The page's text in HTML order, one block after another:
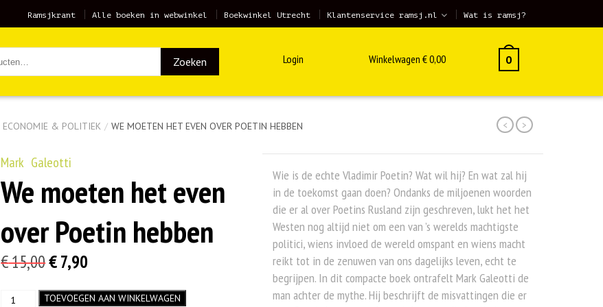
Ramsjkrant Alle boeken in webwinkel Boekwinkel Utrecht Klantenservice ramsj.nl Wat is ramsj?
Zoeken Login Winkelwagen €0,00 0
ECONOMIE & POLITIEK / WE MOETEN HET EVEN OVER POETIN HEBBEN < >
Mark Galeotti
We moeten het even
over Poetin hebben
€15,00Oorspronkelijke
€7,90
We
TOEVOEGEN AAN WINKELWAGEN
Wie is de echte Vladimir Poetin? Wat wil hij? En wat zal hij
in de toekomst gaan doen? Ondanks de miljoenen woorden
die er al over Poetins Rusland zijn geschreven, lukt het het
Westen nog altijd niet om een van ’s werelds machtigste
politici, wiens invloed de wereld omspant en wiens macht
reikt tot in de zenuwen van ons dagelijks leven, echt te
begrijpen. In dit compacte boek ontrafelt Mark Galeotti de
man achter de mythe. Hij beschrijft de misvattingen die er